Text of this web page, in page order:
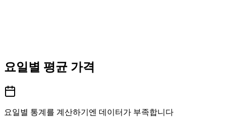
요일별 평균 가격
요일별 통계를 계산하기엔 데이터가 부족합니다